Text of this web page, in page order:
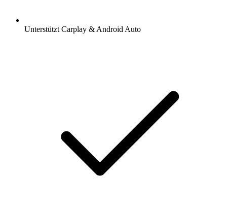
Unterstützt Carplay & Android Auto